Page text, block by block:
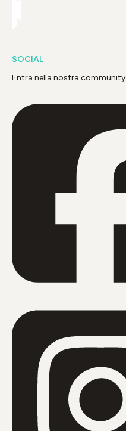
SOCIAL
Entra nella nostra community